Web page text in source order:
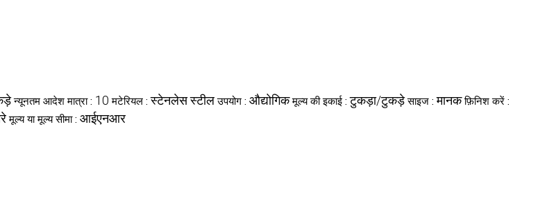
न्यूनतम आदेश मात्रा : 10 मटेरियल :स्टेनलेस स्टील उपयोग : औद्योगिक मूल्य की इकाई :टुकड़ा/टुकड़े साइज :मानक फ़िनिश करें :
मूल्य या मूल्य सीमा : आईएनआर